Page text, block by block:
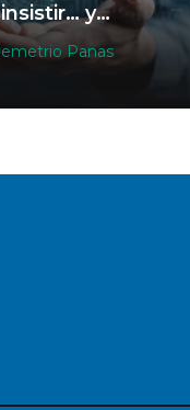
y
Panas